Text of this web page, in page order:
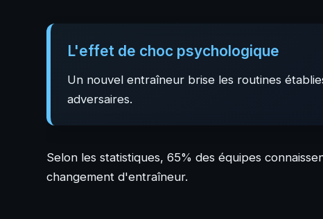
L'effet de choc psychologique
Un nouvel entraîneur brise les routines
adversaires.
Selon les statistiques, 65% des équipes
changement d'entraîneur.